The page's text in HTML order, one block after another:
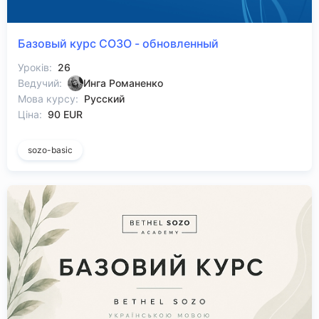
Базовый курс СОЗО - обновленный
Уроків: 26
Ведучий:
Инга Романенко
Мова курсу: Русский
Ціна: 90 EUR
sozo-basic